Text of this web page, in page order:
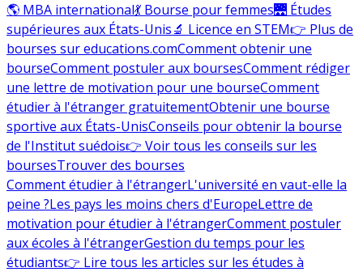
🌎 MBA international💃 Bourse pour femmes🌉 Études
supérieures aux États-Unis🔬 Licence en STEM👉 Plus de
bourses sur educations.comComment obtenir une
bourseComment postuler aux boursesComment rédiger
une lettre de motivation pour une bourseComment
étudier à l'étranger gratuitementObtenir une bourse
sportive aux États-UnisConseils pour obtenir la bourse
de l'Institut suédois👉 Voir tous les conseils sur les
boursesTrouver des bourses
Comment étudier à l'étrangerL'université en vaut-elle la
peine ?Les pays les moins chers d'EuropeLettre de
motivation pour étudier à l'étrangerComment postuler
aux écoles à l'étrangerGestion du temps pour les
étudiants👉 Lire tous les articles sur les études à